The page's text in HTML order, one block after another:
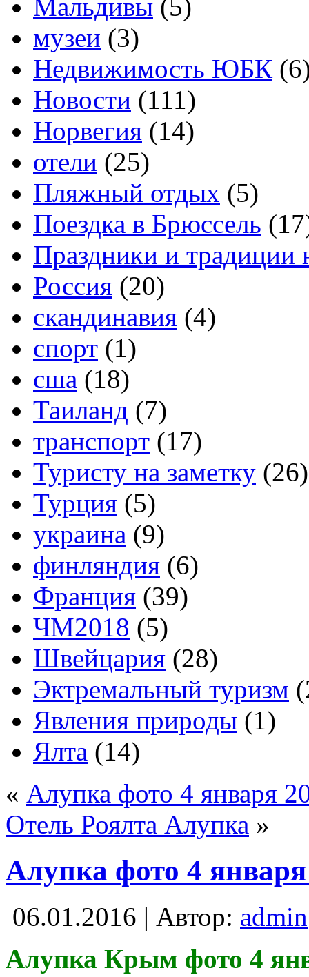
Мальдивы (5)
музеи (3)
Недвижимость ЮБК
Новости (111)
Норвегия (14)
отели (25)
Пляжный отдых (5)
Поездка в Брюссель
Праздники и традиции
Россия (20)
скандинавия (4)
спорт (1)
сша (18)
Таиланд (7)
транспорт (17)
Туристу на заметку (26)
Турция (5)
украина (9)
финляндия (6)
Франция (39)
ЧМ2018 (5)
Швейцария (28)
Эктремальный туризм
Явления природы (1)
Ялта (14)
« Алупка фото 4 января
Отель Роялта Алупка »
Алупка фото 4
06.01.2016 | Автор: admin
Алупка Крым фото 4